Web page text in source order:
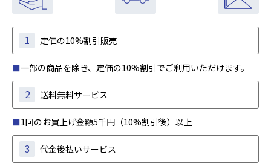
1 定価の10%割引販売
■一部の商品を除き、定価の10%割引でご利用いただけます。
2 送料無料サービス
■1回のお買上げ金額5千円（10%割引後）以上
3 代金後払いサービス